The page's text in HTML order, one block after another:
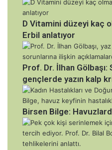
D Vitamini düzeyi kaç
Erbil anlatıyor
Prof. Dr. İlhan
gençlerde yazın kalp
Birsen Bilge: